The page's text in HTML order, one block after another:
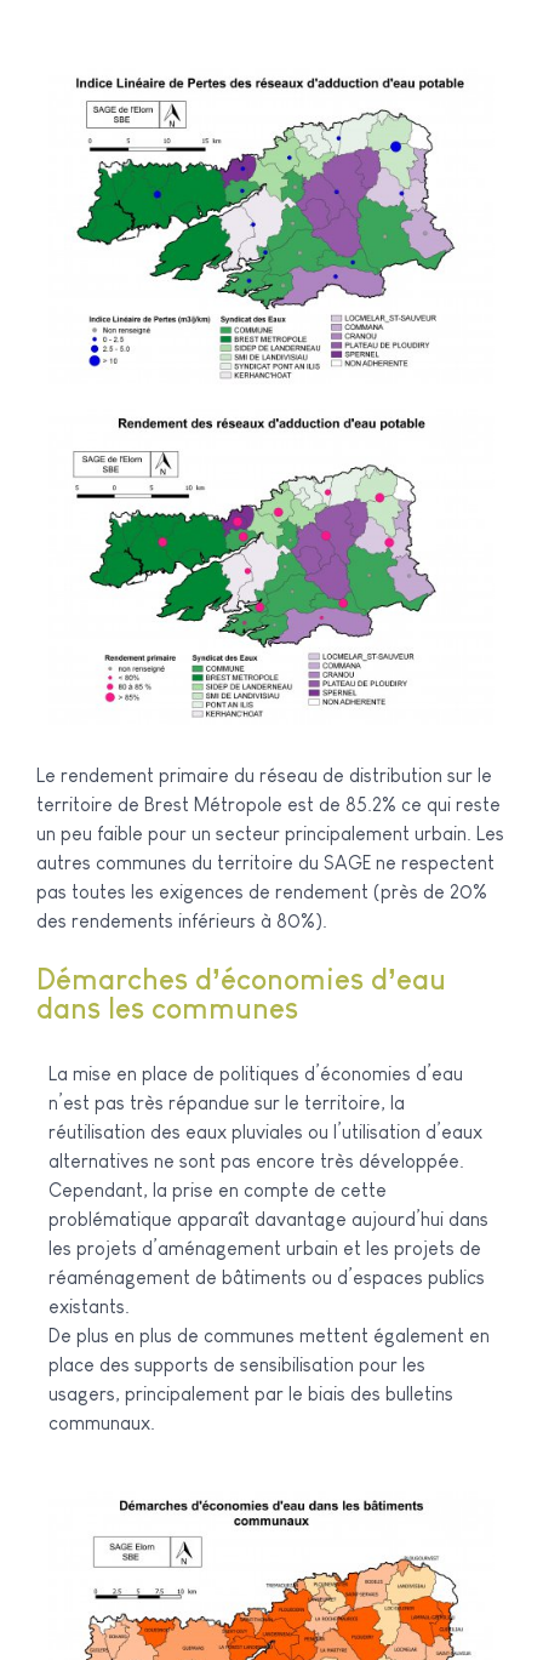
Le rendement primaire du réseau de distribution sur le
territoire de Brest Métropole est de 85.2% ce qui reste
un peu faible pour un secteur principalement urbain. Les
autres communes du territoire du SAGE ne respectent
pas toutes les exigences de rendement (près de 20%
des rendements inférieurs à 80%).
Démarches d’économies d’eau
dans les communes
La mise en place de politiques d’économies d’eau
n’est pas très répandue sur le territoire, la
réutilisation des eaux pluviales ou l’utilisation d’eaux
alternatives ne sont pas encore très développée.
Cependant, la prise en compte de cette
problématique apparaît davantage aujourd’hui dans
les projets d’aménagement urbain et les projets de
réaménagement de bâtiments ou d’espaces publics
existants.
De plus en plus de communes mettent également en
place des supports de sensibilisation pour les
usagers, principalement par le biais des bulletins
communaux.